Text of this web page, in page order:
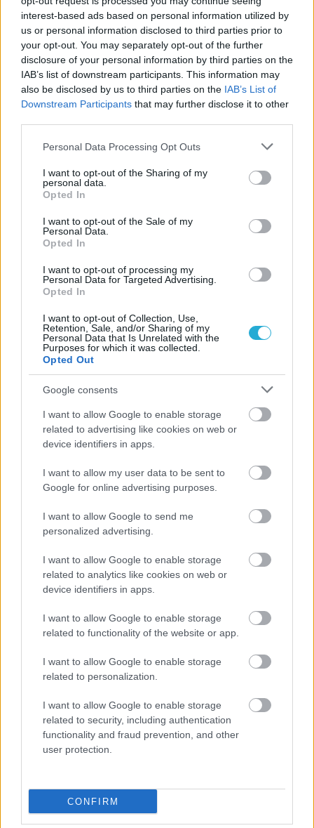
interest-based ads based on personal information utilized by
us or personal information disclosed to third parties prior to
your opt-out. You may separately opt-out of the further
disclosure of your personal information by third parties on the
IAB’s list of downstream participants. This information may
also be disclosed by us to third parties on the IAB’s List of
Downstream Participants that may further disclose it to other
Please note that this website/app uses one or more Google
not limited to your visit or usage behaviour. You may click to
grant or deny consent to Google and its third-party tags to
use your data for below specified purposes in below Google
consent section.
Personal Data Processing Opt Outs
I want to opt-out of the Sharing of my
personal data.
Opted In
I want to opt-out of the Sale of my
Personal Data.
Opted In
I want to opt-out of processing my
Personal Data for Targeted Advertising.
Opted In
I want to opt-out of Collection, Use,
Retention, Sale, and/or Sharing of my
Personal Data that Is Unrelated with the
Purposes for which it was collected.
Opted Out
Google consents
I want to allow Google to enable storage
related to advertising like cookies on web or
device identifiers in apps.
I want to allow my user data to be sent to
Google for online advertising purposes.
I want to allow Google to send me
personalized advertising.
I want to allow Google to enable storage
related to analytics like cookies on web or
device identifiers in apps.
I want to allow Google to enable storage
related to functionality of the website or app.
I want to allow Google to enable storage
related to personalization.
I want to allow Google to enable storage
related to security, including authentication
functionality and fraud prevention, and other
user protection.
CONFIRM
06/08/2026
Το πάλεψε μέχρι τέλους η Εθνική γυναικών κόντρα
στην Ιταλία Β’
06/08/2026
Η FIVB σχεδιάζει να διοργανώσει το Παγκόσμιο
06/08/2026
Έτοιμη για… υψηλές πτήσεις η Μπενφίκα του Ψάρρα
05/08/2026
Ουρμπίνο
05/08/2026
Προς στρατηγική συνεργασία ΠΑΣΑΠΠ και
Πανεπιστημίου Πατρών
ΓΝΩΜΕΣ
ΠΕΝΥ ΡΟΝΤΟΓΙΑΝΝΗ
Από την Περούτζια του 2000
στο σήμερα: Tο τρίτο
Παναθηναϊκού με την
ιστορία
ΗΛΙΑΣ ΠΑΠΑΪΩΑΝΝΟΥ
Αναγνώριση και σεβασμός
οι σημαντικότερες νίκες του